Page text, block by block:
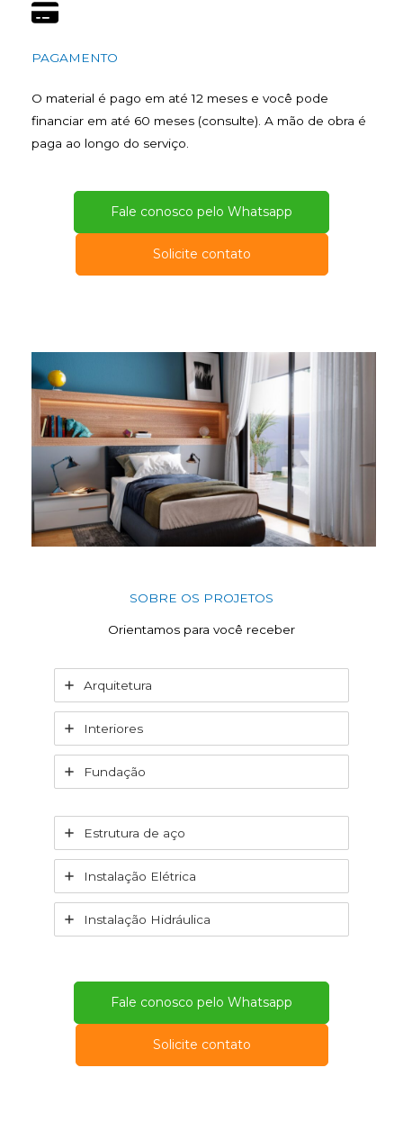
PAGAMENTO
O material é pago em até 12 meses e você pode
financiar em até 60 meses (consulte). A mão de obra é
paga ao longo do serviço.
Fale conosco pelo Whatsapp
Solicite contato
SOBRE OS PROJETOS
Orientamos para você receber
Arquitetura
Interiores
Fundação
Estrutura de aço
Instalação Elétrica
Instalação Hidráulica
Fale conosco pelo Whatsapp
Solicite contato